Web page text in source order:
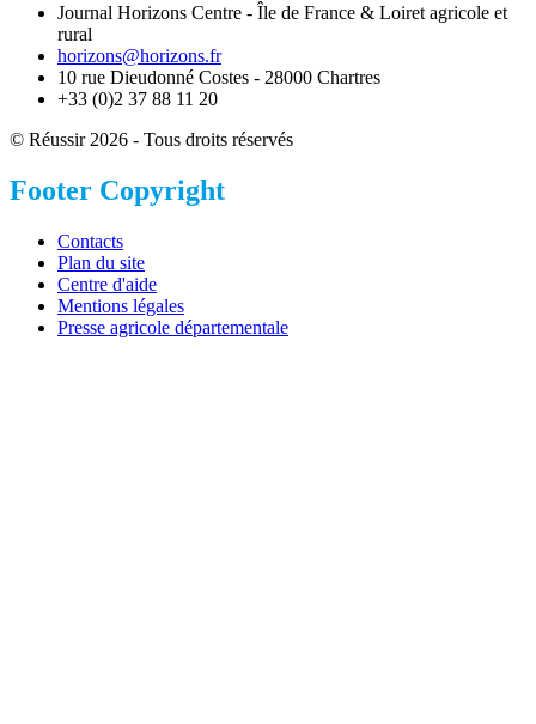
Journal Horizons Centre - Île de France & Loiret agricole et
rural
horizons@horizons.fr
10 rue Dieudonné Costes - 28000 Chartres
+33 (0)2 37 88 11 20
© Réussir 2026 - Tous droits réservés
Footer Copyright
Contacts
Plan du site
Centre d'aide
Mentions légales
Presse agricole départementale